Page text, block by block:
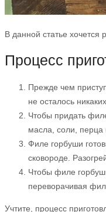
В данной статье
Процесс
Прежде чем
не осталось
Чтобы придать
масла, соли, перца
Филе горбуши
сковороде.
Чтобы филе
переворачивая
Учтите, процесс